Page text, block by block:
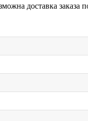
доставка заказа